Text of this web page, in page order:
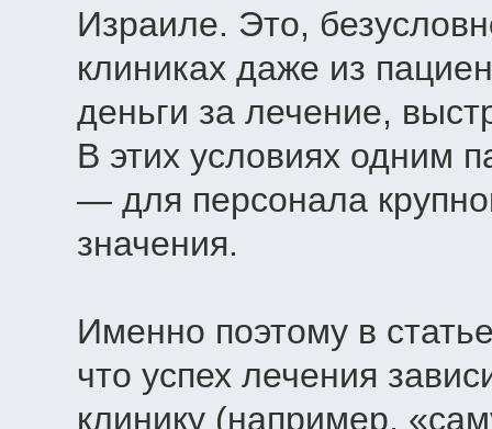
Израиле. Это,
клиниках даже из
деньги за лечение,
В этих условиях одним
— для персонала
значения.
Именно поэтому в
что успех лечения
клинику (например,